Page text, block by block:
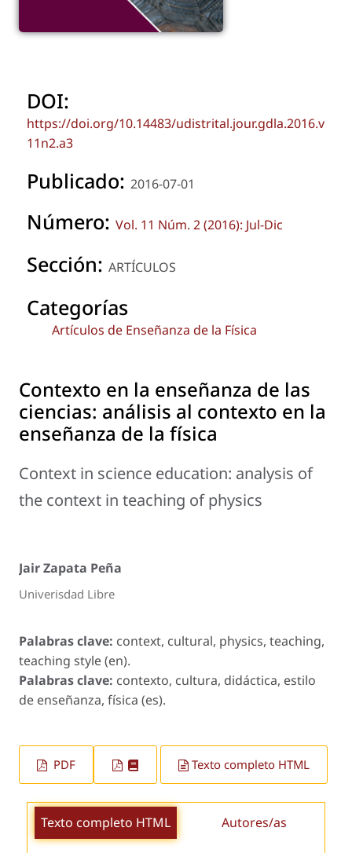
DOI:
https://doi.org/10.14483/udistrital.jour.gdla.2016.v
11n2.a3
Publicado: 2016-07-01
Número: Vol. 11 Núm. 2 (2016): Jul-Dic
Sección: ARTÍCULOS
Categorías
Artículos de Enseñanza de la Física
Contexto en la enseñanza de las
ciencias: análisis al contexto en la
enseñanza de la física
Context in science education: analysis of
the context in teaching of physics
Jair Zapata Peña
Univerisdad Libre
Palabras clave: context, cultural, physics, teaching,
teaching style (en).
Palabras clave: contexto, cultura, didáctica, estilo
de enseñanza, física (es).
PDF Texto completo HTML
Texto completo HTML Autores/as